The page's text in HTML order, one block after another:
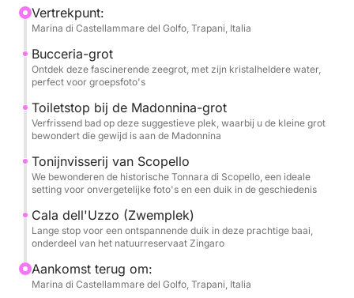
plekken die het decor zullen vormen voor dierbare
herinneringen.
Onze boot is jouw drijvende podium voor een
epische dag. We varen langs de kust en verkennen
de mysterieuze Grotta della Bucceria, waar het
kristalheldere water en het spel van licht een bijna
betoverende sfeer creëren, perfect voor een
speciale toost. We stoppen voor een verfrissende
duik in droombaaien, zoals de suggestieve Grotta
prachtige Cala dell'Uzzo, een paradijsje in het
natuurreservaat Zingaro, waar u kunt duiken en
plezier kunt beleven in groepsverband. We
bewonderen ook de geschiedenis die uit het water
Vertrekpunt:
Marina di Castellammare del Golfo, Trapani, Italia
Bucceria-grot
Ontdek deze fascinerende zeegrot, met zijn kristalheldere water,
perfect voor groepsfoto's
Toiletstop bij de Madonnina-grot
Verfrissend bad op deze suggestieve plek, waarbij u de kleine grot
bewondert die gewijd is aan de Madonnina
Tonijnvisserij van Scopello
We bewonderen de historische Tonnara di Scopello, een ideale
setting voor onvergetelijke foto's en een duik in de geschiedenis
Cala dell'Uzzo (Zwemplek)
Lange stop voor een ontspannende duik in deze prachtige baai,
onderdeel van het natuurreservaat Zingaro
Aankomst terug om:
Marina di Castellammare del Golfo, Trapani, Italia